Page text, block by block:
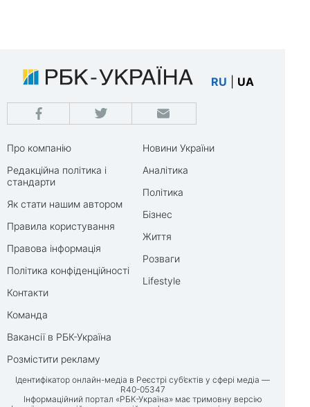
RU UA
Про компанію
Редакційна політика і
стандарти
Як стати нашим автором
Правила користування
Правова інформація
Політика конфіденційності
Контакти
Команда
Вакансії в РБК-Україна
Розмістити рекламу
Новини України
Аналітика
Політика
Бізнес
Життя
Розваги
Lifestyle
Ідентифікатор онлайн-медіа в Реєстрі суб’єктів у сфері медіа —
R40-05347
Інформаційний портал «РБК-Україна» має тримовну версію